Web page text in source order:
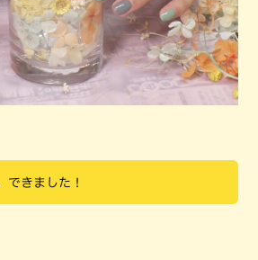
できました！